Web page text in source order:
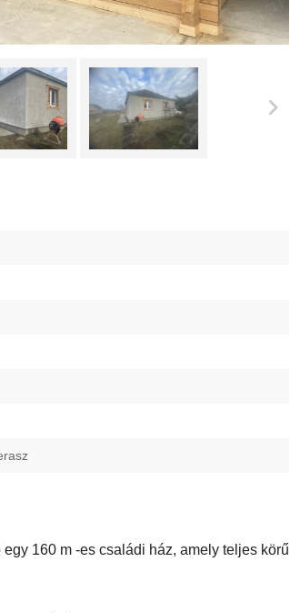
160 m -es családi ház, amely teljes körű